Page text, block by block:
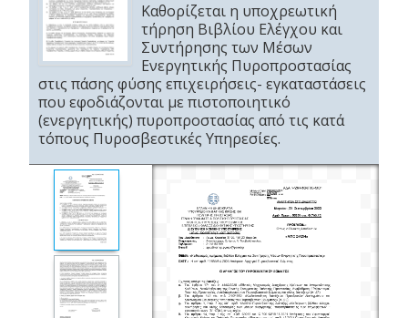
Καθορίζεται η υποχρεωτική
τήρηση Βιβλίου Ελέγχου και
Συντήρησης των Μέσων
Ενεργητικής Πυροπροστασίας
στις πάσης φύσης επιχειρήσεις- εγκαταστάσεις
που εφοδιάζονται με πιστοποιητικό
(ενεργητικής) πυροπροστασίας από τις κατά
τόπους Πυροσβεστικές Υπηρεσίες.